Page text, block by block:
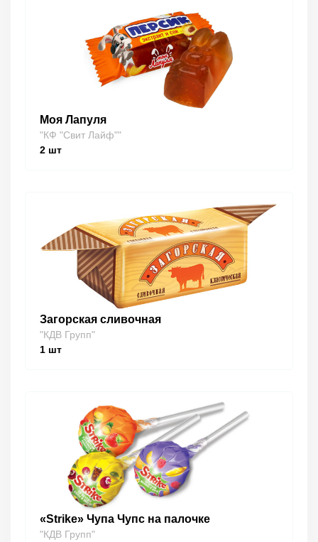
Моя Лапуля
"КФ "Свит Лайф""
2 шт
Загорская сливочная
"КДВ Групп"
1 шт
«Strike» Чупа Чупс на палочке
"КДВ Групп"